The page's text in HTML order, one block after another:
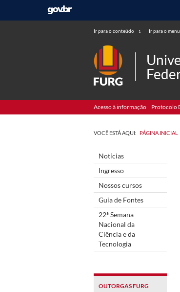
Ir para o conteúdo 1 Ir para o menu
Acesso à informação Protocolo
VOCÊ ESTÁ AQUI: PÁGINA INICIAL
Notícias
Ingresso
Nossos cursos
Guia de Fontes
22ª Semana
Nacional da
Ciência e da
Tecnologia
OUTORGAS FURG